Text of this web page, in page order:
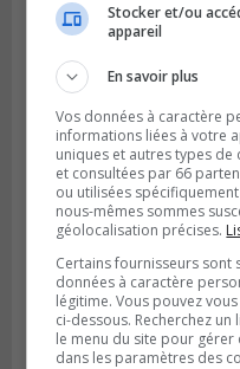
GREENFIELD PARK
Publié le 31 juillet 2026 à
Des firmes de
aux méga-travaux
Le Moyne
Stocker et/ou
appareil
En savoir plus
Vos données à caractère
informations liées à votre
uniques et autres types
et consultées par 66
ou utilisées
nous-mêmes sommes
géolocalisation précises.
Certains fournisseurs
données à caractère
légitime. Vous pouvez
ci-dessous. Recherchez
le menu du site pour
dans les paramètres des